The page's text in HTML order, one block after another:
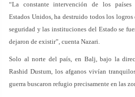
“La constante intervención de los países
Estados Unidos, ha destruido todos los logros
seguridad y las instituciones del Estado se
dejaron de existir”, cuenta Nazari.
Solo al norte del país, en Balj, bajo la
Rashid Dustum, los afganos vivían
guerra buscaron refugio precisamente en las